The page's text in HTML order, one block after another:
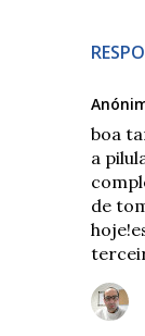
boa
a
de